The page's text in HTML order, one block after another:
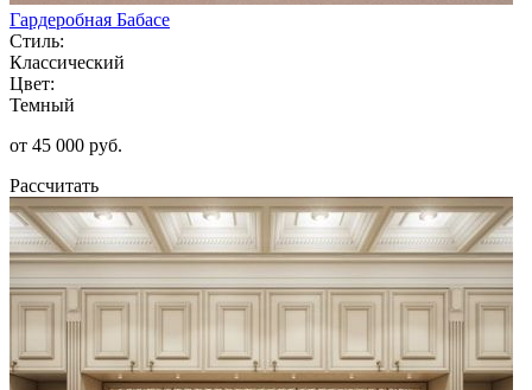
Гардеробная Бабасе
Стиль:
Классический
Цвет:
Темный
от 45 000 руб.
Рассчитать